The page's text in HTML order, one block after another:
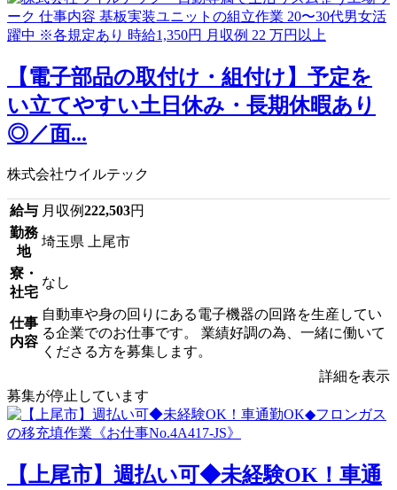
【電子部品の取付け・組付け】予定を
い立てやすい土日休み・長期休暇あり
◎／面...
株式会社ウイルテック
給与 月収例222,503円
勤務
地
埼玉県 上尾市
寮・
社宅
なし
仕事
内容
自動車や身の回りにある電子機器の回路を生産してい
る企業でのお仕事です。 業績好調の為、一緒に働いて
くださる方を募集します。
詳細を表示
募集が停止しています
【上尾市】週払い可◆未経験OK！車通